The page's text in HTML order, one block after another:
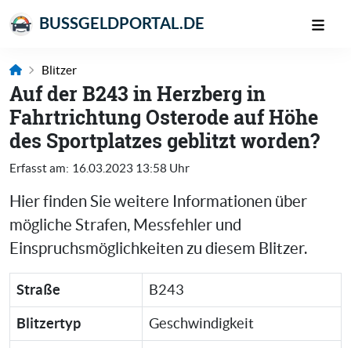
BUSSGELDPORTAL.DE
Blitzer
Auf der B243 in Herzberg in
Fahrtrichtung Osterode auf Höhe
des Sportplatzes geblitzt worden?
Erfasst am: 16.03.2023 13:58 Uhr
Hier finden Sie weitere Informationen über
mögliche Strafen, Messfehler und
Einspruchsmöglichkeiten zu diesem Blitzer.
Straße B243
Blitzertyp Geschwindigkeit